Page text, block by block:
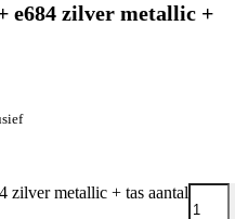
e684 zilver metallic +
zilver metallic + tas aantal